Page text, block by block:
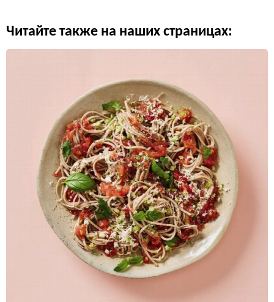
Читайте также на наших страницах: